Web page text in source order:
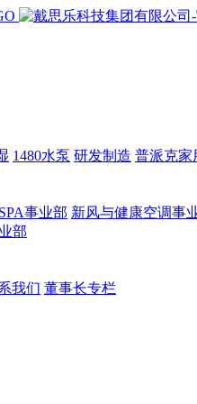
1480水泵 研发制造 普派克家
事业部 新风与健康空调事
部
我们 董事长专栏